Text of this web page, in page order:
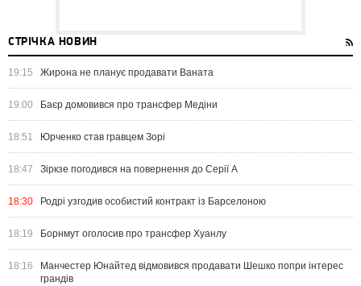
СТРІЧКА НОВИН
19:15 Жирона не планує продавати Ваната
19:00 Баєр домовився про трансфер Медіни
18:51 Юрченко став гравцем Зорі
18:47 Зіркзе погодився на повернення до Серії А
18:30 Родрі узгодив особистий контракт із Барселоною
18:19 Борнмут оголосив про трансфер Хуанлу
18:16
Манчестер Юнайтед відмовився продавати Шешко попри інтерес
грандів